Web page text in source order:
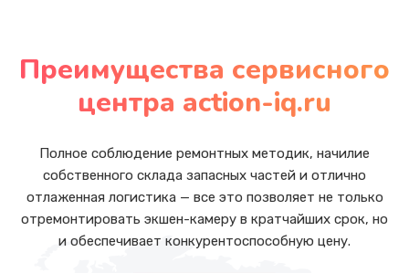
Заказать
от 750 руб.
Заказать
Замена кнопок
от 500 руб.
Преимущества сервисного
центра action-iq.ru
Полное соблюдение ремонтных методик, начилие
собственного склада запасных частей и отлично
отлаженная логистика — все это позволяет не только
отремонтировать экшен-камеру в кратчайших срок, но
и обеспечивает конкурентоспособную цену.